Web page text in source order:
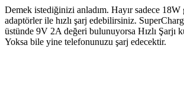
Demek istediğinizi anladım. Hayır sadece 18W
adaptörler ile hızlı şarj edebilirsiniz.
üstünde 9V 2A değeri bulunuyorsa Hızlı Şarjı
Yoksa bile yine telefonunuzu şarj edecektir.